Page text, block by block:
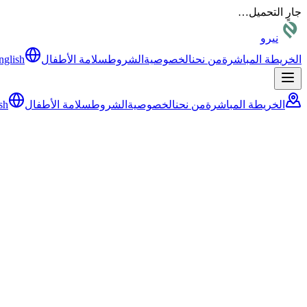
جارٍ التحميل…
نيرو
الخريطة المباشرةمن نحنالخصوصية الشروطسلامة الأطفال
الخريطة المباشرةمن نحنالخصوصية الشروطسلامة الأطفال